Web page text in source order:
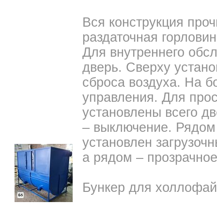
Вся конструкция
раздаточная
Для внутреннего
дверь. Сверху
сброса воздуха. На
управления. Для
установлены всего
– выключение. Рядом
установлен
а рядом –
Бункер для